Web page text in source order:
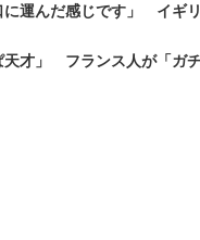
に運んだ感じです」 イギ
天才」 フランス人が「ガ